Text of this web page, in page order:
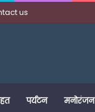
us
पर्यटन मनोरंजन